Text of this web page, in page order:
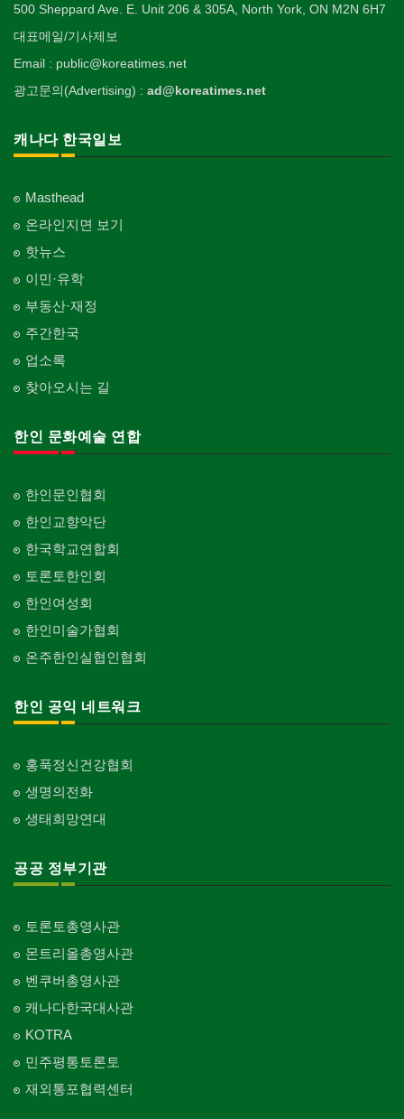
500 Sheppard Ave. E. Unit 206 & 305A, North York, ON M2N 6H7
대표메일/기사제보
Email : public@koreatimes.net
광고문의(Advertising) : ad@koreatimes.net
캐나다 한국일보
Masthead
온라인지면 보기
핫뉴스
이민·유학
부동산·재정
주간한국
업소록
찾아오시는 길
한인 문화예술 연합
한인문인협회
한인교향악단
한국학교연합회
토론토한인회
한인여성회
한인미술가협회
온주한인실협인협회
한인 공익 네트워크
홍푹정신건강협회
생명의전화
생태희망연대
공공 정부기관
토론토총영사관
몬트리올총영사관
벤쿠버총영사관
캐나다한국대사관
KOTRA
민주평통토론토
재외통포협력센터